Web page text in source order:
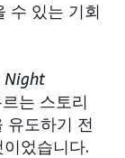
수 있는 기회
Night
는 스토리
유도하기 전
었습니다.